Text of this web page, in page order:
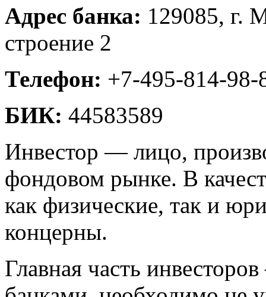
Адрес банка: 129085, г.
строение 2
Телефон: +7-495-814-98-
БИК: 44583589
Инвестор — лицо,
фондовом рынке. В
как физические, так и
концерны.
Главная часть